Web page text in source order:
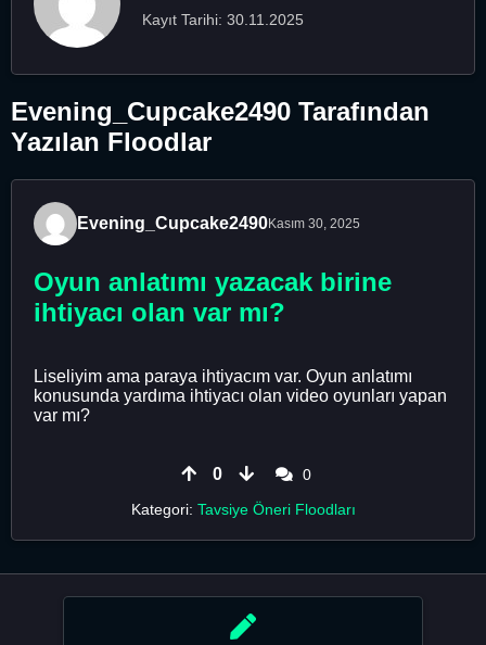
Kayıt Tarihi: 30.11.2025
Evening_Cupcake2490 Tarafından
Yazılan Floodlar
Evening_Cupcake2490Kasım 30, 2025
Oyun anlatımı yazacak birine
ihtiyacı olan var mı?
Liseliyim ama paraya ihtiyacım var. Oyun anlatımı
konusunda yardıma ihtiyacı olan video oyunları yapan
var mı?
0
0
Kategori: Tavsiye Öneri Floodları